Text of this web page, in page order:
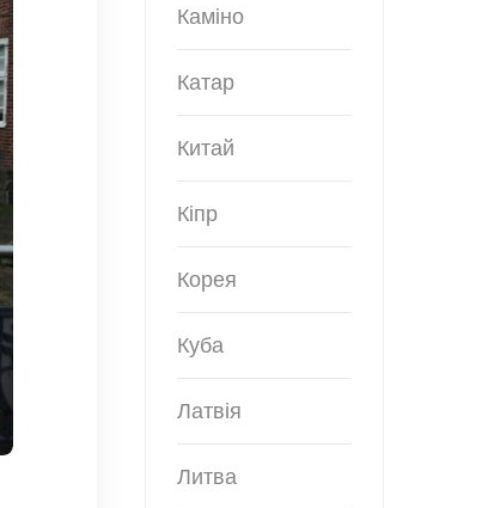
Каміно
Катар
Китай
Кіпр
Корея
Куба
Латвія
Литва